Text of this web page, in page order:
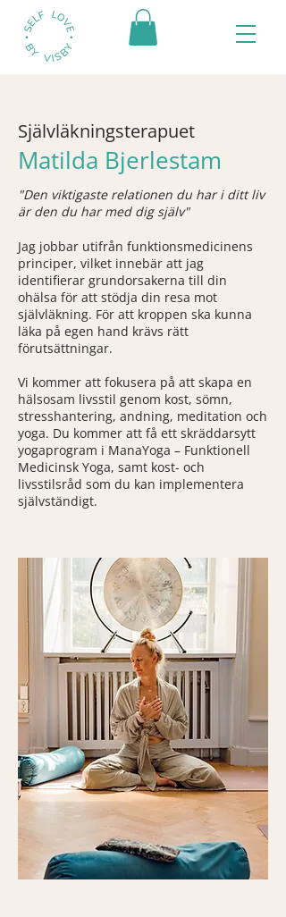
Självläkningsterapuet
Matilda Bjerlestam
"Den viktigaste relationen du har i ditt liv
är den du har med dig själv"
Jag jobbar utifrån funktionsmedicinens
principer, vilket innebär att jag
identifierar grundorsakerna till din
ohälsa för att stödja din resa mot
självläkning. För att kroppen ska kunna
läka på egen hand krävs rätt
förutsättningar.
Vi kommer att fokusera på att skapa en
hälsosam livsstil genom kost, sömn,
stresshantering, andning, meditation och
yoga. Du kommer att få ett skräddarsytt
yogaprogram i ManaYoga – Funktionell
Medicinsk Yoga, samt kost- och
livsstilsråd som du kan implementera
självständigt.